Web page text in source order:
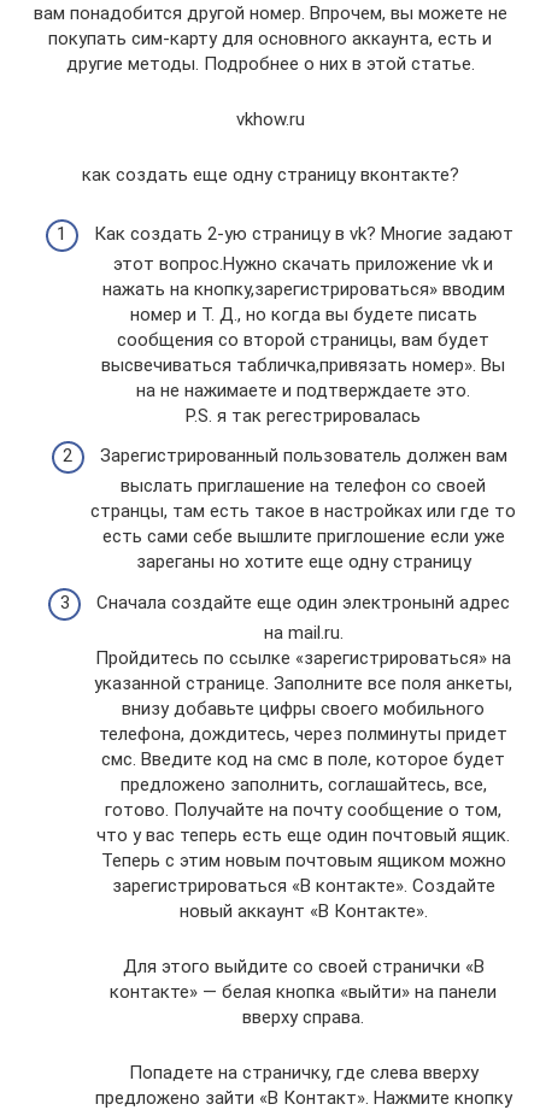
вам понадобится другой номер. Впрочем, вы можете не
покупать сим-карту для основного аккаунта, есть и
другие методы. Подробнее о них в этой статье.
vkhow.ru
как создать еще одну страницу вконтакте?
Как создать 2-ую страницу в vk? Многие задают
этот вопрос.Нужно скачать приложение vk и
нажать на кнопку,зарегистрироваться» вводим
номер и Т. Д., но когда вы будете писать
сообщения со второй страницы, вам будет
высвечиваться табличка,привязать номер». Вы
на не нажимаете и подтверждаете это.
P.S. я так регестрировалась
Зарегистрированный пользователь должен вам
выслать приглашение на телефон со своей
странцы, там есть такое в настройках или где то
есть сами себе вышлите приглошение если уже
зареганы но хотите еще одну страницу
Сначала создайте еще один электронынй адрес
на mail.ru.
Пройдитесь по ссылке «зарегистрироваться» на
указанной странице. Заполните все поля анкеты,
внизу добавьте цифры своего мобильного
телефона, дождитесь, через полминуты придет
смс. Введите код на смс в поле, которое будет
предложено заполнить, соглашайтесь, все,
готово. Получайте на почту сообщение о том,
что у вас теперь есть еще один почтовый ящик.
Теперь с этим новым почтовым ящиком можно
зарегистрироваться «В контакте». Создайте
новый аккаунт «В Контакте».
Для этого выйдите со своей странички «В
контакте» — белая кнопка «выйти» на панели
вверху справа.
Попадете на страничку, где слева вверху
предложено зайти «В Контакт». Нажмите кнопку